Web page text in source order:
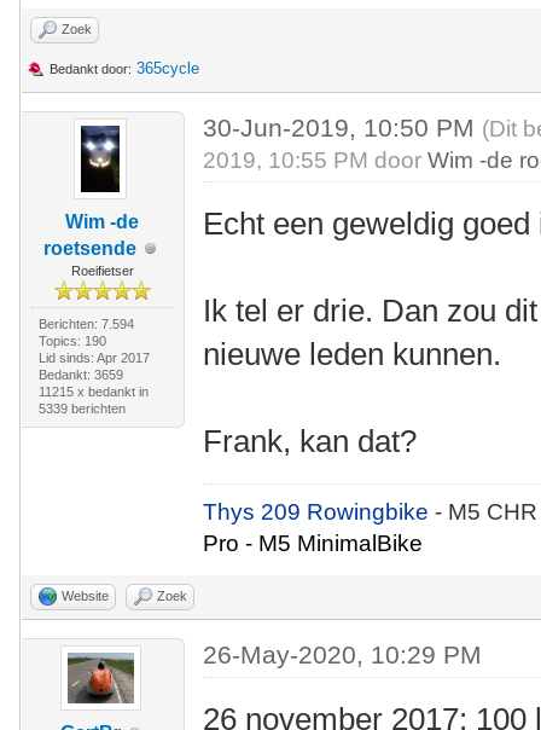
Zoek
Bedankt door: 365cycle
Wim -de
roetsende
Roeifietser
Berichten: 7.594
Topics: 190
Lid sinds: Apr 2017
Bedankt: 3659
11215 x bedankt in
5339 berichten
30-Jun-2019, 10:50 PM (Dit
2019, 10:55 PM doorWim -de
Echt een geweldig goed
Ik tel er drie. Dan zou
nieuwe leden kunnen.
Frank, kan dat?
Thys 209 Rowingbike- M5
Pro - M5 MinimalBike
Website Zoek
26-May-2020, 10:29 PM
26 november 2017: 100